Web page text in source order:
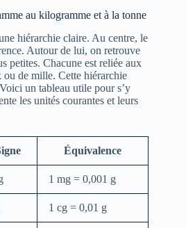
au kilogramme et à la tonne
hiérarchie claire. Au centre, le
Autour de lui, on retrouve
petites. Chacune est reliée aux
ou de mille. Cette hiérarchie
un tableau utile pour s’y
les unités courantes et leurs
Équivalence
1 mg = 0,001 g
1 cg = 0,01 g